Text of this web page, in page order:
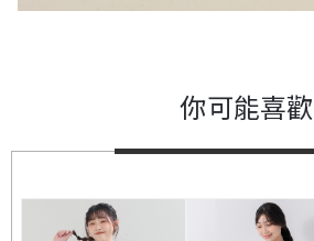
你可能喜歡